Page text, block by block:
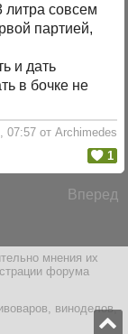
совсем
партией,
и дать
в бочке не
от Archimedes
1
Вперед
мнения их
форума
виноделов,